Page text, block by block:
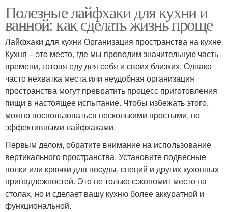
Полезные лайфхаки для кухни и
ванной: как сделать жизнь проще
Лайфхаки для кухни Организация пространства на кухне
Кухня – это место, где мы проводим значительную часть
времени, готовя еду для себя и своих близких. Однако
часто нехватка места или неудобная организация
пространства могут превратить процесс приготовления
пищи в настоящее испытание. Чтобы избежать этого,
можно воспользоваться несколькими простыми, но
эффективными лайфхаками.
Первым делом, обратите внимание на использование
вертикального пространства. Установите подвесные
полки или крючки для посуды, специй и других кухонных
принадлежностей. Это не только сэкономит место на
столах, но и сделает вашу кухню более аккуратной и
функциональной.